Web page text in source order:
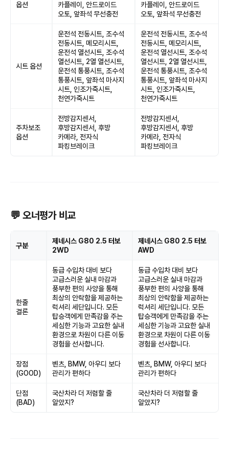
옵션
카플레이, 안드로이드
오토, 앞좌석 무선충전
카플레이, 안드로이드
오토, 앞좌석 무선충전
시트 옵션
운전석 전동시트, 조수석
전동시트, 메모리시트,
운전석 열선시트, 조수석
열선시트, 2열 열선시트,
운전석 통풍시트, 조수석
통풍시트, 앞좌석 마사지
시트, 인조가죽시트,
천연가죽시트
운전석 전동시트, 조수석
전동시트, 메모리시트,
운전석 열선시트, 조수석
열선시트, 2열 열선시트,
운전석 통풍시트, 조수석
통풍시트, 앞좌석 마사지
시트, 인조가죽시트,
천연가죽시트
주차보조
옵션
전방감지센서,
후방감지센서, 후방
카메라, 전자식
파킹브레이크
전방감지센서,
후방감지센서, 후방
카메라, 전자식
파킹브레이크
💬 오너평가 비교
구분
제네시스 G80 2.5 터보
2WD
제네시스 G80 2.5 터보
AWD
한줄
결론
동급 수입차 대비 보다
고급스러운 실내 마감과
풍부한 편의 사양을 통해
최상의 안락함을 제공하는
럭셔리 세단입니다. 모든
탑승객에게 만족감을 주는
세심한 기능과 고요한 실내
환경으로 차원이 다른 이동
경험을 선사합니다.
동급 수입차 대비 보다
고급스러운 실내 마감과
풍부한 편의 사양을 통해
최상의 안락함을 제공하는
럭셔리 세단입니다. 모든
탑승객에게 만족감을 주는
세심한 기능과 고요한 실내
환경으로 차원이 다른 이동
경험을 선사합니다.
장점
(GOOD)
벤츠, BMW, 아우디 보다
관리가 편하다
벤츠, BMW, 아우디 보다
관리가 편하다
단점
(BAD)
국산차라 더 저렴할 줄
알았지?
국산차라 더 저렴할 줄
알았지?